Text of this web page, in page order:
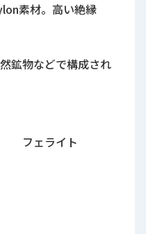
素材。高い絶縁
鉱物などで構成され
ライト